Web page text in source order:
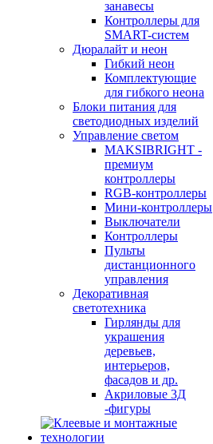
занавесы
Контроллеры для
SMART-систем
Дюралайт и неон
Гибкий неон
Комплектующие
для гибкого неона
Блоки питания для
светодиодных изделий
Управление светом
MAKSIBRIGHT -
премиум
контроллеры
RGB-контроллеры
Мини-контроллеры
Выключатели
Контроллеры
Пульты
дистанционного
управления
Декоративная
светотехника
Гирлянды для
украшения
деревьев,
интерьеров,
фасадов и др.
Акриловые 3Д
-фигуры